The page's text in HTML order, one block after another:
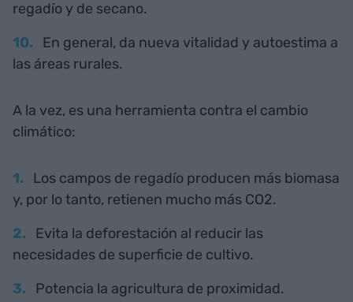
regadío y de secano.
En general, da nueva vitalidad y autoestima a
las áreas rurales.
A la vez, es una herramienta contra el cambio
climático:
Los campos de regadío producen más biomasa
y, por lo tanto, retienen mucho más CO2.
Evita la deforestación al reducir las
necesidades de superficie de cultivo.
Potencia la agricultura de proximidad.